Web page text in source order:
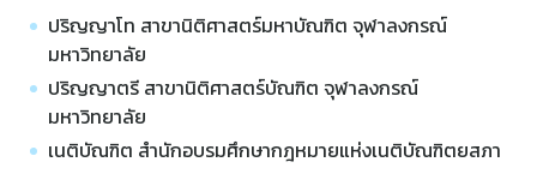
ปริญญาโท สาขานิติศาสตร์มหาบัณฑิต จุฬาลงกรณ์
มหาวิทยาลัย
ปริญญาตรี สาขานิติศาสตร์บัณฑิต จุฬาลงกรณ์
มหาวิทยาลัย
เนติบัณฑิต สำนักอบรมศึกษากฎหมายแห่งเนติบัณฑิตยสภา